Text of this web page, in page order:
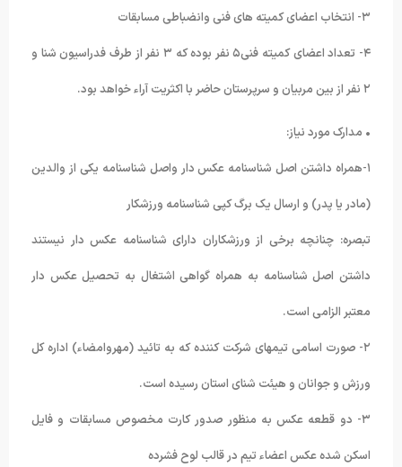
٣- انتخاب اعضای کمیته های فنی وانضباطی مسابقات
۴- تعداد اعضای کمیته فنی۵ نفر بوده که ٣ نفر از طرف فدراسیون شنا و
٢ نفر از بین مربیان و سرپرستان حاضر با اکثریت آراء خواهد بود.
• مدارک مورد نیاز:
١-همراه داشتن اصل شناسنامه عکس دار واصل شناسنامه یکی از والدین
(مادر یا پدر) و ارسال یک برگ کپی شناسنامه ورزشکار
تبصره: چنانچه برخی از ورزشکاران دارای شناسنامه عکس دار نیستند
داشتن اصل شناسنامه به همراه گواهی اشتغال به تحصیل عکس دار
معتبر الزامی است.
٢- صورت اسامی تیمهای شرکت کننده که به تائید (مهروامضاء) اداره کل
ورزش و جوانان و هیئت شنای استان رسیده است.
٣- دو قطعه عکس به منظور صدور کارت مخصوص مسابقات و فایل
اسکن شده عکس اعضاء تیم در قالب لوح فشرده